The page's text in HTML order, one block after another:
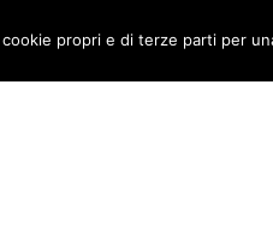
propri e di terze parti per